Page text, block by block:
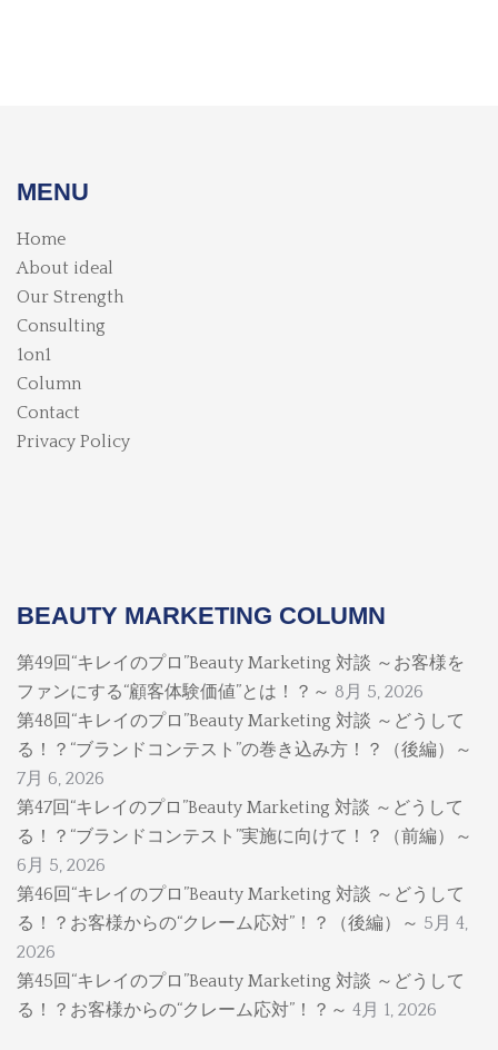
MENU
Home
About ideal
Our Strength
Consulting
1on1
Column
Contact
Privacy Policy
BEAUTY MARKETING COLUMN
第49回“キレイのプロ”Beauty Marketing 対談 ～お客様を
ファンにする“顧客体験価値”とは！？～ 8月 5, 2026
第48回“キレイのプロ”Beauty Marketing 対談 ～どうして
る！？“ブランドコンテスト”の巻き込み方！？（後編）～
7月 6, 2026
第47回“キレイのプロ”Beauty Marketing 対談 ～どうして
る！？“ブランドコンテスト”実施に向けて！？（前編）～
6月 5, 2026
第46回“キレイのプロ”Beauty Marketing 対談 ～どうして
る！？お客様からの“クレーム応対”！？（後編）～ 5月 4,
2026
第45回“キレイのプロ”Beauty Marketing 対談 ～どうして
る！？お客様からの“クレーム応対”！？～ 4月 1, 2026